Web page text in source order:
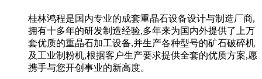
桂林鸿程是国内专业的成套重晶石设备设计与制造厂商,
拥有十多年的研发制造经验,多年来为国内外提供了上万
套优质的重晶石加工设备,并生产各种型号的矿石破碎机
及工业制粉机,根据客户生产要求提供全套的优质方案,愿
携手与您开创事业的新高度。